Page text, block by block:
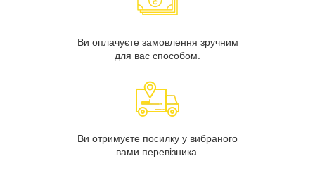
Ви оплачуєте замовлення зручним
для вас способом.
Ви отримуєте посилку у вибраного
вами перевізника.